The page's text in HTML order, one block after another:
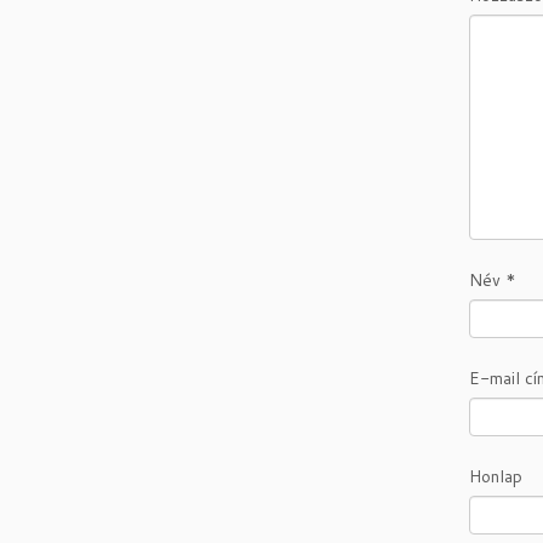
Név *
E-mail
Honlap